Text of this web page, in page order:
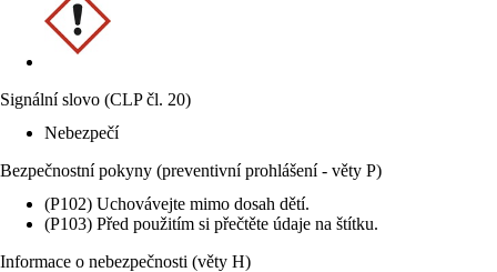
Signální slovo (CLP čl. 20)
Nebezpečí
Bezpečnostní pokyny (preventivní prohlášení - věty P)
(P102) Uchovávejte mimo dosah dětí.
(P103) Před použitím si přečtěte údaje na štítku.
Informace o nebezpečnosti (věty H)